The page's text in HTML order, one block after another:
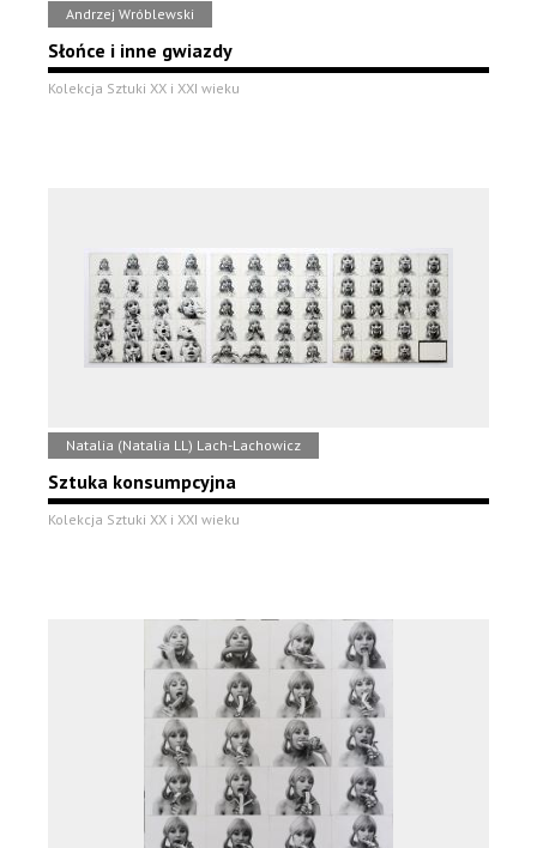
Andrzej Wróblewski
Słońce i inne gwiazdy
Kolekcja Sztuki XX i XXI wieku
Natalia (Natalia LL) Lach-Lachowicz
Sztuka konsumpcyjna
Kolekcja Sztuki XX i XXI wieku